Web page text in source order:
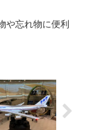
や忘れ物に便利